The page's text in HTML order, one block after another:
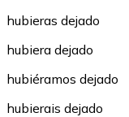
hubieras dejado
hubiera dejado
hubiéramos dejado
hubierais dejado